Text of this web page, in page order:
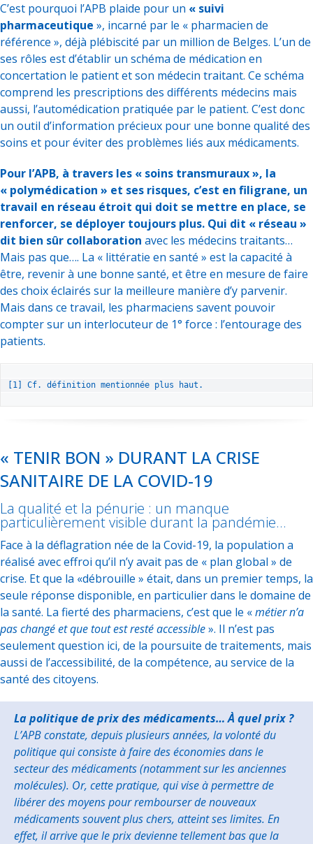
C’est pourquoi l’APB plaide pour un « suivi
pharmaceutique », incarné par le « pharmacien de
référence », déjà plébiscité par un million de Belges. L’un de
ses rôles est d’établir un schéma de médication en
concertation le patient et son médecin traitant. Ce schéma
comprend les prescriptions des différents médecins mais
aussi, l’automédication pratiquée par le patient. C’est donc
un outil d’information précieux pour une bonne qualité des
soins et pour éviter des problèmes liés aux médicaments.
Pour l’APB, à travers les « soins transmuraux », la
« polymédication » et ses risques, c’est en filigrane, un
travail en réseau étroit qui doit se mettre en place, se
renforcer, se déployer toujours plus. Qui dit « réseau »
dit bien sûr collaboration avec les médecins traitants…
Mais pas que…. La « littératie en santé » est la capacité à
être, revenir à une bonne santé, et être en mesure de faire
des choix éclairés sur la meilleure manière d’y parvenir.
Mais dans ce travail, les pharmaciens savent pouvoir
compter sur un interlocuteur de 1° force : l’entourage des
patients.
[1] Cf. définition mentionnée plus haut.
« TENIR BON » DURANT LA CRISE
SANITAIRE DE LA COVID-19
La qualité et la pénurie : un manque
particulièrement visible durant la pandémie…
Face à la déflagration née de la Covid-19, la population a
réalisé avec effroi qu’il n’y avait pas de « plan global » de
crise. Et que la «débrouille » était, dans un premier temps, la
seule réponse disponible, en particulier dans le domaine de
la santé. La fierté des pharmaciens, c’est que le «métier n’a
pas changé et que tout est resté accessible». Il n’est pas
seulement question ici, de la poursuite de traitements, mais
aussi de l’accessibilité, de la compétence, au service de la
santé des citoyens.
La politique de prix des médicaments… À quel prix ?
L’APB constate, depuis plusieurs années, la volonté du
politique qui consiste à faire des économies dans le
secteur des médicaments (notamment sur les anciennes
molécules). Or, cette pratique, qui vise à permettre de
libérer des moyens pour rembourser de nouveaux
médicaments souvent plus chers, atteint ses limites. En
effet, il arrive que le prix devienne tellement bas que la